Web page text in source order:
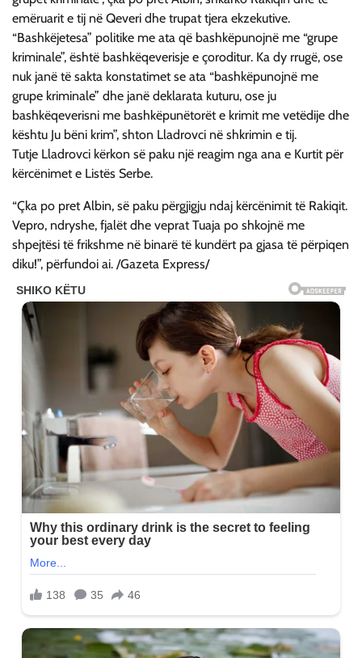
emëruarit e tij në Qeveri dhe trupat tjera ekzekutive.
“Bashkëjetesa” politike me ata që bashkëpunojnë me “grupe
kriminale”, është bashkëqeverisje e çoroditur. Ka dy rrugë, ose
nuk janë të sakta konstatimet se ata “bashkëpunojnë me
grupe kriminale” dhe janë deklarata kuturu, ose ju
bashkëqeverisni me bashkëpunëtorët e krimit me vetëdije dhe
kështu Ju bëni krim”, shton Lladrovci në shkrimin e tij.
Tutje Lladrovci kërkon së paku një reagim nga ana e Kurtit për
kërcënimet e Listës Serbe.
“Çka po pret Albin, së paku përgjigju ndaj kërcënimit të Rakiqit.
Vepro, ndryshe, fjalët dhe veprat Tuaja po shkojnë me
shpejtësi të frikshme në binarë të kundërt pa gjasa të përpiqen
diku!”, përfundoi ai. /Gazeta Express/